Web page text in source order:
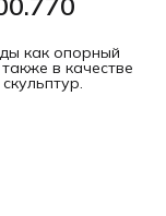
как опорный
в качестве